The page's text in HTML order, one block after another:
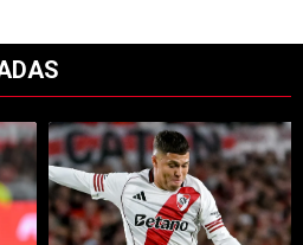
título "Dos debuts y un regreso
Un artículo de tendencia con el